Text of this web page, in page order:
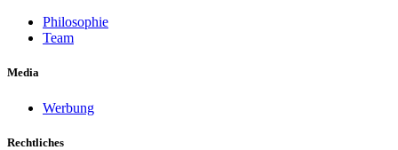
Philosophie
Team
Media
Werbung
Rechtliches